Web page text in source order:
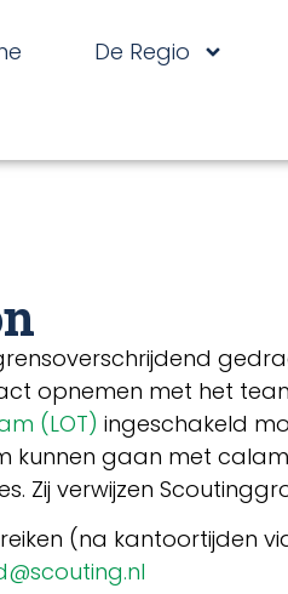
De Regio
opnemen met het
(LOT) ingeschakeld
gaan met
Zij verwijzen
(na kantoortijden